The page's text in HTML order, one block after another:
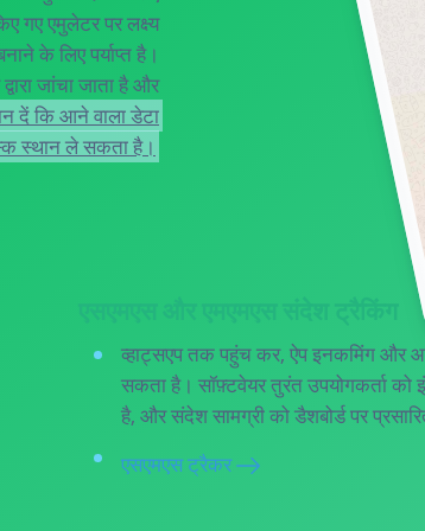
गए एमुलेटर पर लक्ष्य
के लिए पर्याप्त है।
जांचा जाता है और
दें कि आने वाला डेटा
स्थान ले सकता है।
व्हाट्सएप तक पहुंच कर, ऐप इनकमिंग और
सकता है। सॉफ़्टवेयर तुरंत उपयोगकर्ता को
है, और संदेश सामग्री को डैशबोर्ड पर
एसएमएस ट्रैकर